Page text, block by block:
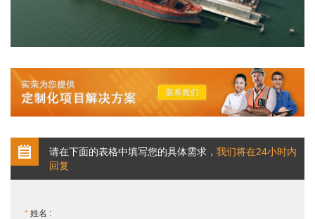
请在下面的表格中填写您的具体需求， 我们将在24小时内
回复
* 姓名 :